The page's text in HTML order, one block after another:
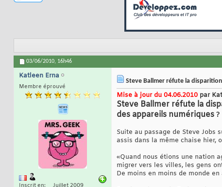
03/06/2010, 16h46
Katleen Erna
Membre éprouvé
Steve Ballmer réfute la
Mise à jour du 04.06.2010 par
Steve Ballmer réfute la
des appareils numériques ?
Suite au passage de Steve Jobs
assis dans la même chaise hier,
«Quand nous étions une nation
migrer vers les villes, les gens
De moins en moins de monde